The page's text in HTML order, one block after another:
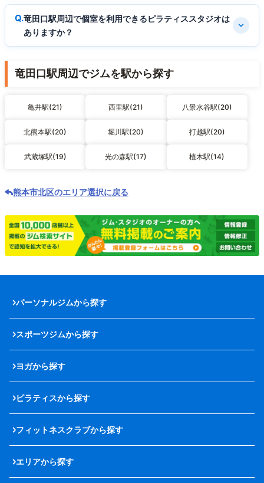
竜田口駅周辺で個室を利用できるピラティススタジオは
ありますか？
竜田口駅周辺でジムを駅から探す
亀井駅(21) 西里駅(21) 八景水谷駅(20)
北熊本駅(20) 堀川駅(20) 打越駅(20)
武蔵塚駅(19) 光の森駅(17) 植木駅(14)
熊本市北区のエリア選択に戻る
パーソナルジムから探す
スポーツジムから探す
ヨガから探す
ピラティスから探す
フィットネスクラブから探す
エリアから探す